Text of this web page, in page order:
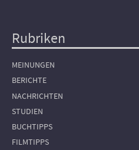
Hauptnavigation
Rubriken
MEINUNGEN
BERICHTE
NACHRICHTEN
STUDIEN
BUCHTIPPS
FILMTIPPS